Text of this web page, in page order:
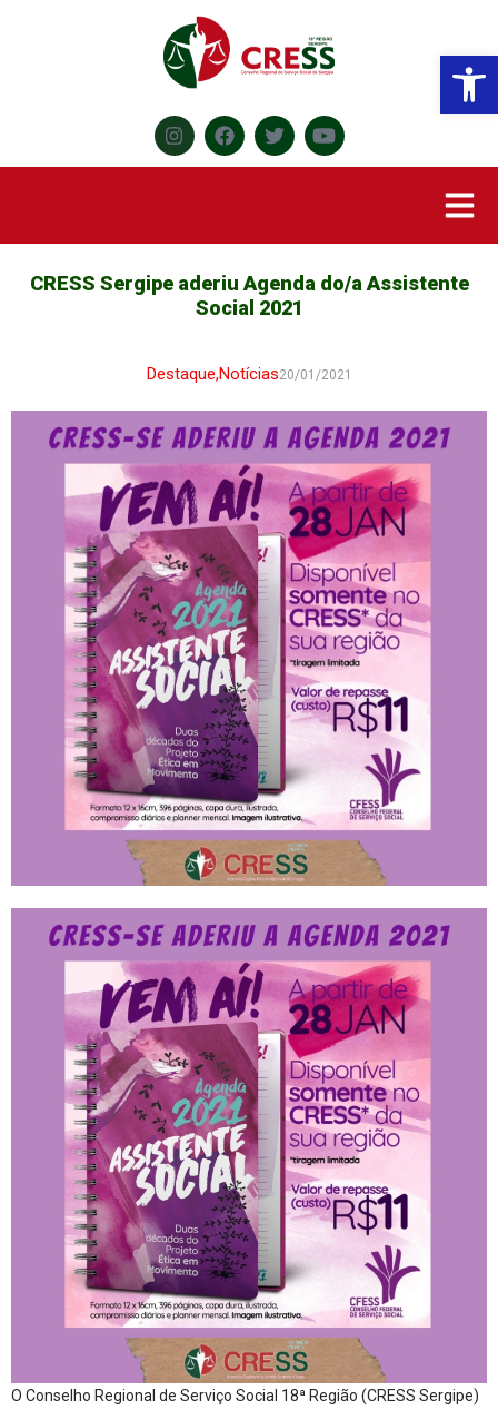
CRESS Sergipe aderiu Agenda do/a Assistente
Social 2021
Destaque,Notícias20/01/2021
O Conselho Regional de Serviço Social 18ª Região (CRESS Sergipe)